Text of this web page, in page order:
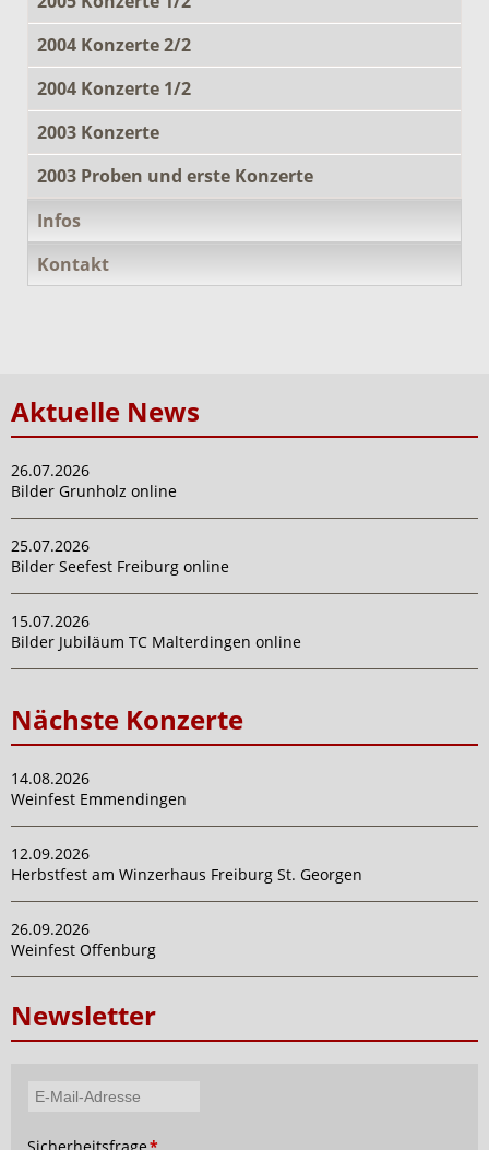
2004 Konzerte 2/2
2004 Konzerte 1/2
2003 Konzerte
2003 Proben und erste Konzerte
Infos
Kontakt
Aktuelle News
26.07.2026
Bilder Grunholz online
25.07.2026
Bilder Seefest Freiburg online
15.07.2026
Bilder Jubiläum TC Malterdingen online
Nächste Konzerte
14.08.2026
Weinfest Emmendingen
12.09.2026
Herbstfest am Winzerhaus Freiburg St. Georgen
26.09.2026
Weinfest Offenburg
Newsletter
Pflichtfeld